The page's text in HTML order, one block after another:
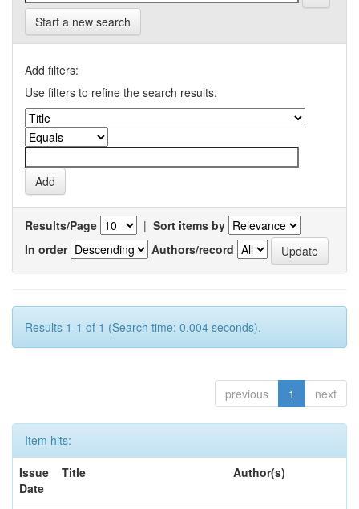
Start a new search
Add filters:
Use filters to refine the search results.
Results/Page | Sort items by
In order
Authors/record
Results 1-1 of 1 (Search time: 0.004 seconds).
previous 1 next
Item hits:
Issue
Date
Title Author(s)